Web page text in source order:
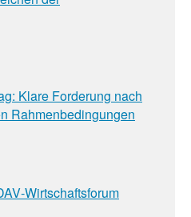
Klare Forderung nach
Rahmenbedingungen